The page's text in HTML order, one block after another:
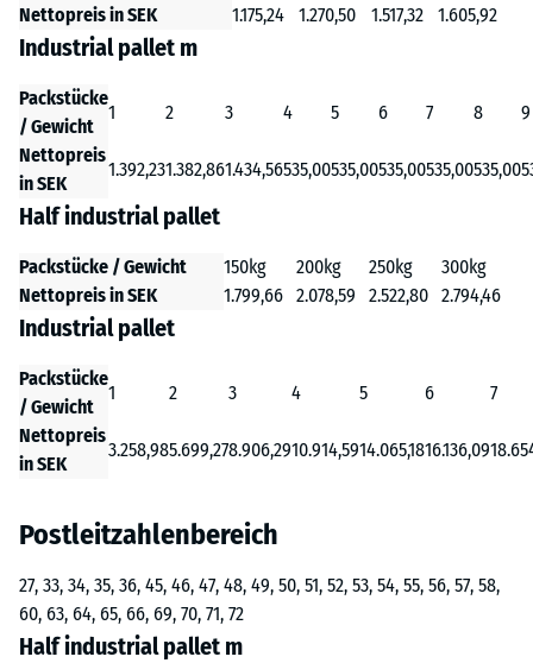
Nettopreis in SEK
1.175,24 1.270,50 1.517,32 1.605,92
Industrial pallet m
Packstücke
/ Gewicht
1 2 3 4 5 6 7 8
9
Nettopreis
in SEK
1.392,231.382,861.434,56535,00535,00535,00535,00535,00
Half industrial pallet
Packstücke / Gewicht 150kg 200kg 250kg
300kg
Nettopreis in SEK
1.799,66 2.078,59 2.522,80 2.794,46
Industrial pallet
Packstücke
/ Gewicht
1 2 3 4 5 6
7
Nettopreis
in SEK
3.258,985.699,278.906,2910.914,5914.065,1816.136,09
Postleitzahlenbereich
27, 33, 34, 35, 36, 45, 46, 47, 48, 49, 50, 51, 52, 53, 54, 55, 56, 57, 58,
60, 63, 64, 65, 66, 69, 70, 71, 72
Half industrial pallet m